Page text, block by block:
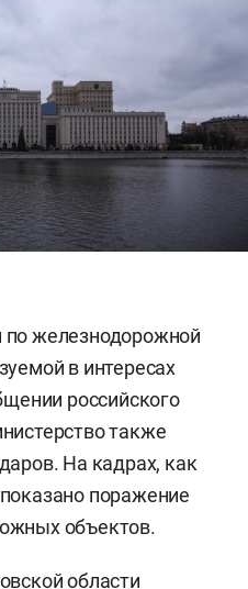
по железнодорожной
в интересах
российского
также
На кадрах, как
поражение
объектов.
области